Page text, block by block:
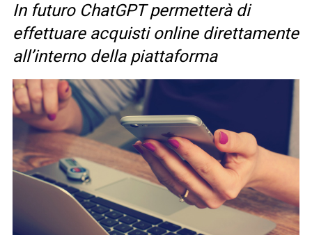
In futuro ChatGPT permetterà di
effettuare acquisti online direttamente
all’interno della piattaforma